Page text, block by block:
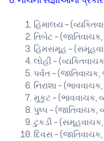
હિમાલય –
તિબેટ –
હિમસમૂહ –
લોહી –
પર્વત –
નિરાશા –
મુકુટ – (ભાવવાચક,
પુષ્પ – (જાતિવાચક,
ટુકડી –
દિવસ –